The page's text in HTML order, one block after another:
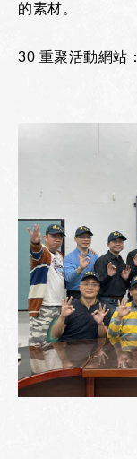
的素材。
30 重聚活動網站